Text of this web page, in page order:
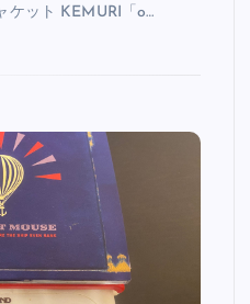
ケット KEMURI「o…